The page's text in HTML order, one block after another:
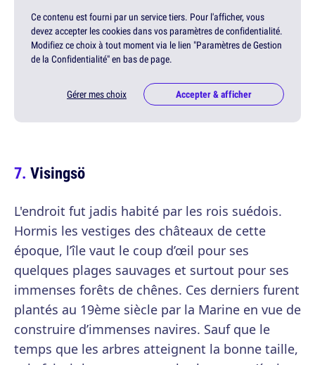
Ce contenu est fourni par un service tiers. Pour l'afficher, vous
devez accepter les cookies dans vos paramètres de confidentialité.
Modifiez ce choix à tout moment via le lien "Paramètres de Gestion
de la Confidentialité" en bas de page.
Gérer mes choix Accepter & afficher
Visingsö
L'endroit fut jadis habité par les rois suédois.
Hormis les vestiges des châteaux de cette
époque, l’île vaut le coup d’œil pour ses
quelques plages sauvages et surtout pour ses
immenses forêts de chênes. Ces derniers furent
plantés au 19ème siècle par la Marine en vue de
construire d’immenses navires. Sauf que le
temps que les arbres atteignent la bonne taille,